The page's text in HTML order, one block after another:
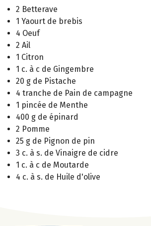
2 Betterave
1 Yaourt de brebis
4 Oeuf
2 Ail
1 Citron
1 c. à c de Gingembre
20 g de Pistache
4 tranche de Pain de campagne
1 pincée de Menthe
400 g de épinard
2 Pomme
25 g de Pignon de pin
3 c. à s. de Vinaigre de cidre
1 c. à c de Moutarde
4 c. à s. de Huile d'olive